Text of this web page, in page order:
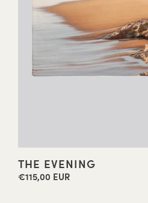
THE EVENING
Precio
€115,00 EUR